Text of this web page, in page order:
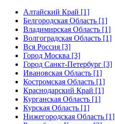
Алтайский Край [1]
Белгородская Область [1]
Владимирская Область [1]
Волгоградская Область [1]
Вся Россия [3]
Город Москва [3]
Город Санкт-Петербург [3]
Ивановская Область [1]
Костромская Область [1]
Краснодарский Край [1]
Курганская Область [1]
Курская Область [1]
Нижегородская Область [1]